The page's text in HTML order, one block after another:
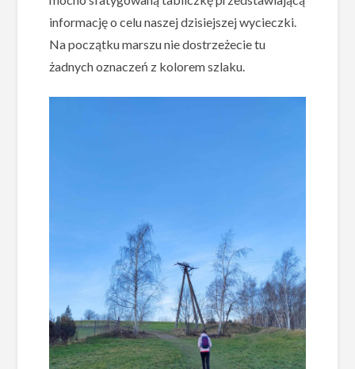
informację o celu naszej dzisiejszej wycieczki.
Na początku marszu nie dostrzeżecie tu
żadnych oznaczeń z kolorem szlaku.